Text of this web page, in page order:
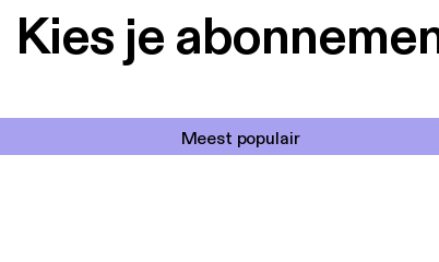
Kies je
Meest populair